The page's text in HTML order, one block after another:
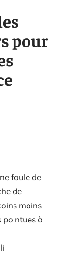
pour
foule de
de
moins
pointues à